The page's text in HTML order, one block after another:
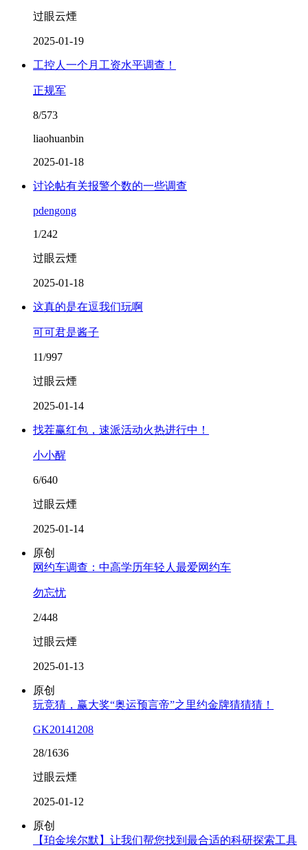
过眼云煙
2025-01-19
工控人一个月工资水平调查！
正规军
8/573
liaohuanbin
2025-01-18
讨论帖有关报警个数的一些调查
pdengong
1/242
过眼云煙
2025-01-18
这真的是在逗我们玩啊
可可君是酱子
11/997
过眼云煙
2025-01-14
找茬赢红包，速派活动火热进行中！
小小醒
6/640
过眼云煙
2025-01-14
原创
网约车调查：中高学历年轻人最爱网约车
勿忘忧
2/448
过眼云煙
2025-01-13
原创
玩竞猜，赢大奖“奥运预言帝”之里约金牌猜猜猜！
GK20141208
28/1636
过眼云煙
2025-01-12
原创
【珀金埃尔默】让我们帮您找到最合适的科研探索工具